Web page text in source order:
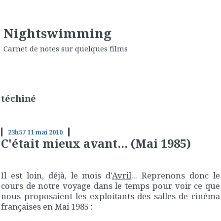
Nightswimming
Carnet de notes sur quelques films
téchiné
23h5711mai 2010
C'était mieux avant... (Mai 1985)
Il est loin, déjà, le mois d'Avril... Reprenons donc le
cours de notre voyage dans le temps pour voir ce que
nous proposaient les exploitants des salles de cinéma
françaises enMai 1985 :